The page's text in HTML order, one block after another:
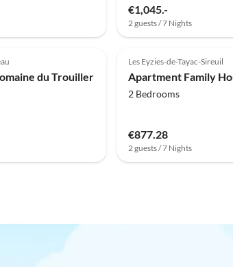
€1,045.-
2 guests / 7 Nights
Top-Listing
du Trouiller
Les Eyzies-de-Tayac-Sireuil
2 Bedrooms
€877.28
2 guests / 7 Nights